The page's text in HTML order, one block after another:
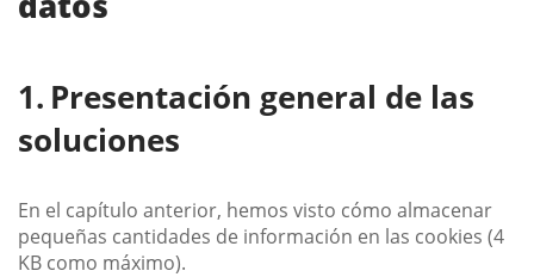
Presentación general de las
soluciones
En el capítulo anterior, hemos visto cómo almacenar
pequeñas cantidades de información en las cookies (4
KB como máximo).